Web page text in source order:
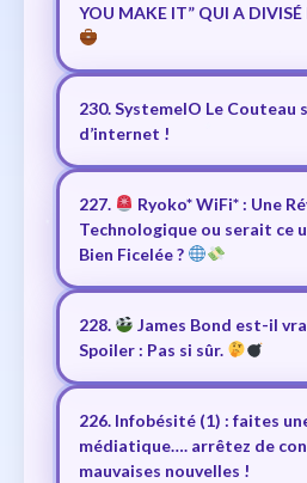
YOU MAKE IT” QUI A
230. SystemeIO Le Couteau
d’internet !
227.
Ryoko* WiFi* : Une
Technologique ou serait ce
Bien Ficelée ?
228.
James Bond est-il
Spoiler : Pas si sûr.
226. Infobésité (1) : faites
médiatique…. arrêtez de
mauvaises nouvelles !